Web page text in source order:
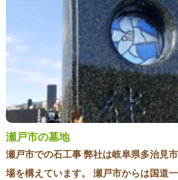
仕上がりました。 砂利は敷かずに全面
やすいデザインになっています。 お客
ったお墓 お施主様には何度も墓地や事務
ただいていろいろな想いを聞かせてい
洋風なお墓でも、「派手にはならない
ち着いた慎ましいお墓」になるように
色までこだわって設計をさせていただ
施主様からお礼のお言葉を頂きました。
瀬戸市の墓地
瀬戸市での石工事 弊社は岐阜県多治見
場を構えています。 瀬戸市からは国道